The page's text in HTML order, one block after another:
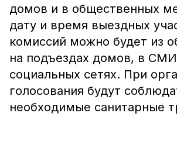
домов и в общественных
дату и время выездных
комиссий можно будет из
на подъездах домов, в
социальных сетях. При
голосования будут
необходимые санитарные